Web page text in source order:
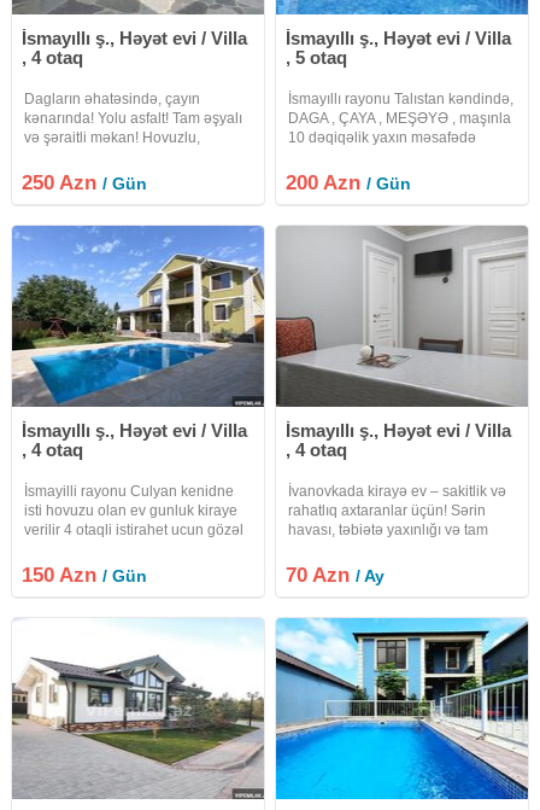
İsmayıllı ş., Həyət evi / Villa
, 4 otaq
Dagların əhatəsində, çayın
kənarında! Yolu asfalt! Tam əşyalı
və şəraitli məkan! Hovuzlu,
tv, yellənçəy, çaya və dağa birbaşa
ponarama!
250 Azn/ Gün
İsmayıllı ş., Həyət evi / Villa
, 5 otaq
İsmayıllı rayonu Talıstan kəndində,
DAGA , ÇAYA , MEŞƏYƏ , maşınla
10 dəqiqəlik yaxın məsafədə
təmirli VİLLA İsitmə sistemi isti pol
kombi Hər mərtəbədə Kondisaner
200 Azn/ Gün
İsmayıllı ş., Həyət evi / Villa
, 4 otaq
İsmayilli rayonu Culyan kenidne
isti hovuzu olan ev gunluk kiraye
verilir 4 otaqli istirahet ucun gözəl
əşya ile təmin olunub. 2 aile rahat
şəkildə qalması üçün şərait var.
150 Azn/ Gün
İsmayıllı ş., Həyət evi / Villa
, 4 otaq
İvanovkada kirayə ev – sakitlik və
rahatlıq axtaranlar üçün! Sərin
havası, təbiətə yaxınlığı və tam
ailələr üçün ideal seçimdir Yeni,
full təmirli Bütün avadanlıq və
70 Azn/ Ay